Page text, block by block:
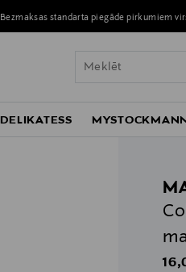
Bezmaksas standarta piegāde pirkumiem
DELIKATESS